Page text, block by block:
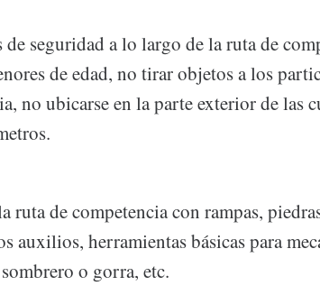
de seguridad a lo largo de la ruta de
de edad, no tirar objetos a los
no ubicarse en la parte exterior de las
ruta de competencia con rampas,
auxilios, herramientas básicas para
o gorra, etc.